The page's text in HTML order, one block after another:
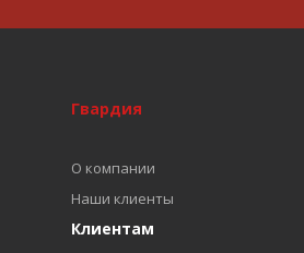
Гвардия
О компании
Наши клиенты
Клиентам